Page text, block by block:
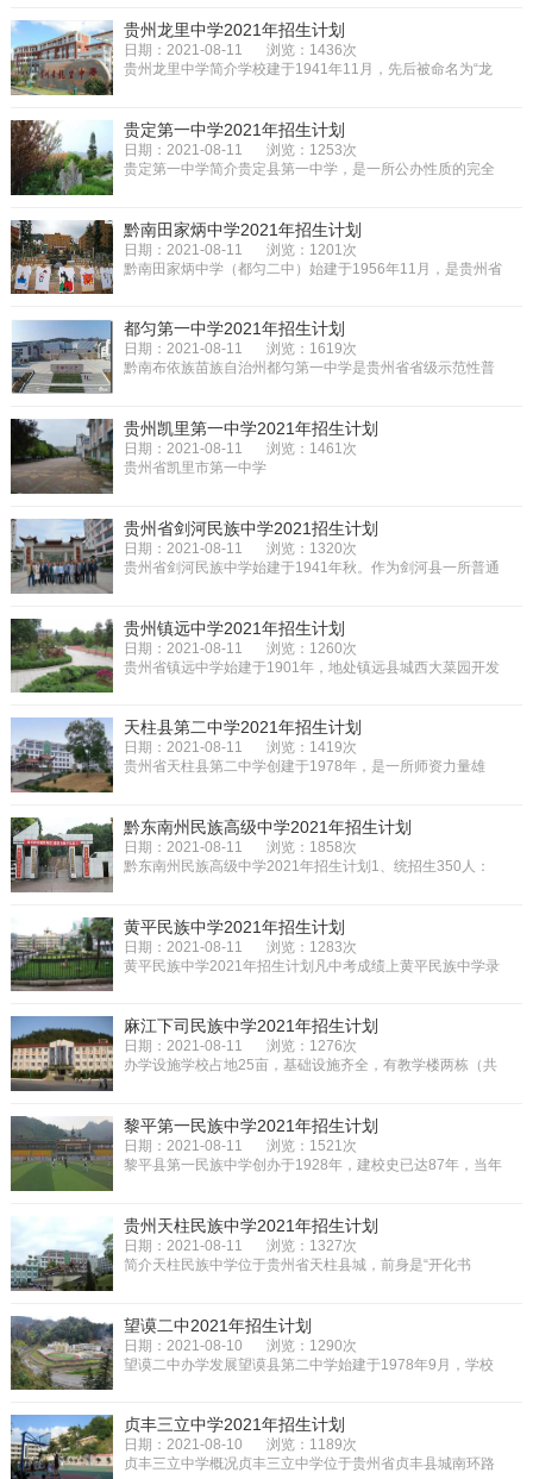
贵州龙里中学2021年招生计划
日期：2021-08-11
浏览：1436次
贵州龙里中学简介学校建于1941年11月，先后被命名为“龙
贵定第一中学2021年招生计划
日期：2021-08-11
浏览：1253次
贵定第一中学简介贵定县第一中学，是一所公办性质的完全
黔南田家炳中学2021年招生计划
日期：2021-08-11
浏览：1201次
黔南田家炳中学（都匀二中）始建于1956年11月，是贵州省
都匀第一中学2021年招生计划
日期：2021-08-11
浏览：1619次
黔南布依族苗族自治州都匀第一中学是贵州省省级示范性普
贵州凯里第一中学2021年招生计划
日期：2021-08-11
浏览：1461次
贵州省凯里市第一中学
贵州省剑河民族中学2021招生计划
日期：2021-08-11
浏览：1320次
贵州省剑河民族中学始建于1941年秋。作为剑河县一所普通
贵州镇远中学2021年招生计划
日期：2021-08-11
浏览：1260次
贵州省镇远中学始建于1901年，地处镇远县城西大菜园开发
天柱县第二中学2021年招生计划
日期：2021-08-11
浏览：1419次
贵州省天柱县第二中学创建于1978年，是一所师资力量雄
黔东南州民族高级中学2021年招生计划
日期：2021-08-11
浏览：1858次
黔东南州民族高级中学2021年招生计划1、统招生350人：
黄平民族中学2021年招生计划
日期：2021-08-11
浏览：1283次
黄平民族中学2021年招生计划凡中考成绩上黄平民族中学录
麻江下司民族中学2021年招生计划
日期：2021-08-11
浏览：1276次
办学设施学校占地25亩，基础设施齐全，有教学楼两栋（共
黎平第一民族中学2021年招生计划
日期：2021-08-11
浏览：1521次
黎平县第一民族中学创办于1928年，建校史已达87年，当年
贵州天柱民族中学2021年招生计划
日期：2021-08-11
浏览：1327次
简介天柱民族中学位于贵州省天柱县城，前身是“开化书
望谟二中2021年招生计划
日期：2021-08-10
浏览：1290次
望谟二中办学发展望谟县第二中学始建于1978年9月，学校
贞丰三立中学2021年招生计划
日期：2021-08-10
浏览：1189次
贞丰三立中学概况贞丰三立中学位于贵州省贞丰县城南环路